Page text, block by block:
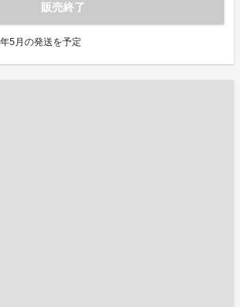
販売終了
5月の発送を予定